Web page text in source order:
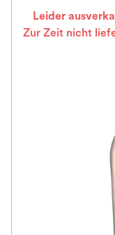
Leider
Zur Zeit nicht